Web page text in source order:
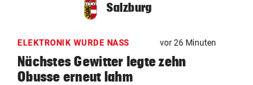
Salzburg
ELEKTRONIK WURDE NASS vor 26 Minuten
Nächstes Gewitter legte zehn
Obusse erneut lahm